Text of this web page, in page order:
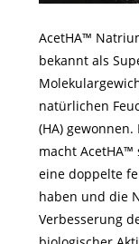
AcetHA™
bekannt als
natürlichen
(HA)
macht
eine doppelte
haben und die
Verbesserung